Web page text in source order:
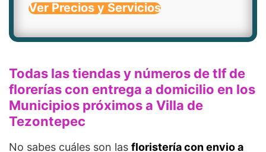
Ver Precios y Servicios
Todas las tiendas y números de tlf de
florerías con entrega a domicilio en los
Municipios próximos a Villa de
Tezontepec
No sabes cuáles son las floristería con envio a